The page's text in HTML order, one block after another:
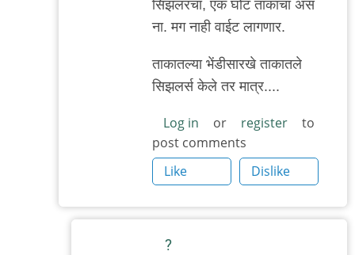
by
'न'वी
सिझलरचा, एक घोट ताकाचा असं
ना. मग नाही वाईट लागणार.
ताकातल्या भेंडीसारखे ताकातले
सिझलर्स केले तर मात्र....
Log in or register
to
post comments
Like
Dislike
?